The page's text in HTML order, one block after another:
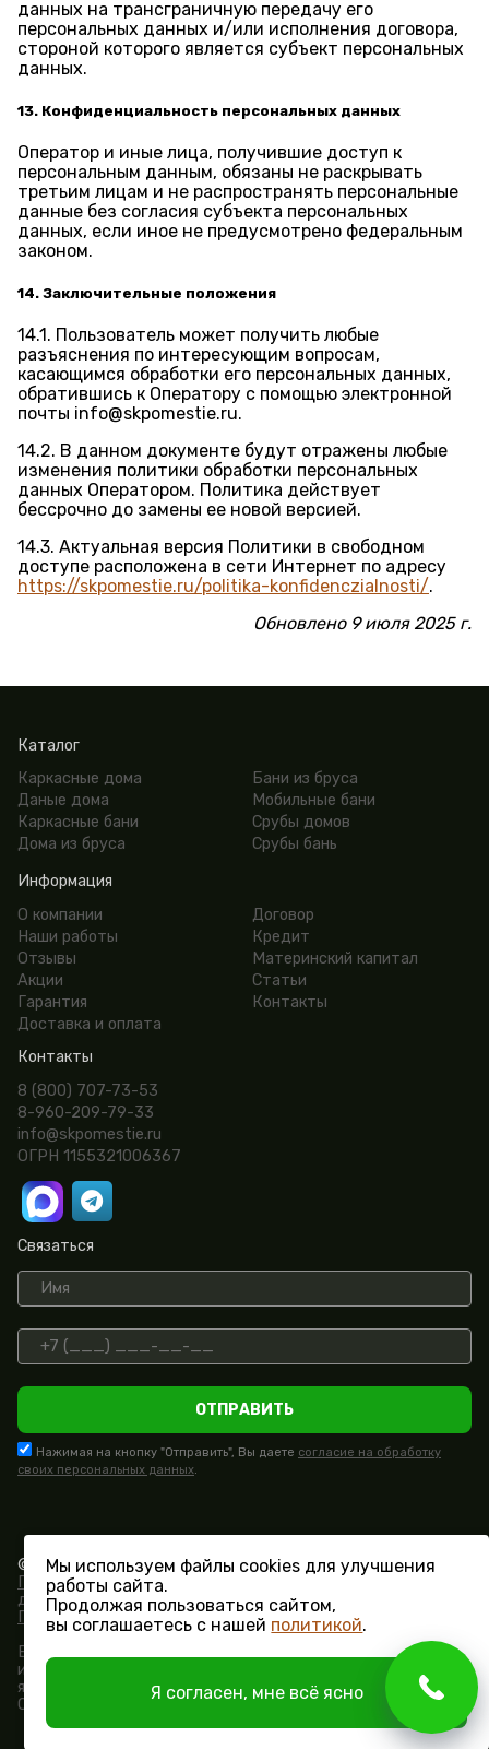
данных на трансграничную передачу его
персональных данных и/или исполнения договора,
стороной которого является субъект персональных
данных.
13. Конфиденциальность персональных данных
Оператор и иные лица, получившие доступ к
персональным данным, обязаны не раскрывать
третьим лицам и не распространять персональные
данные без согласия субъекта персональных
данных, если иное не предусмотрено федеральным
законом.
14. Заключительные положения
14.1. Пользователь может получить любые
разъяснения по интересующим вопросам,
касающимся обработки его персональных данных,
обратившись к Оператору с помощью электронной
почты info@skpomestie.ru.
14.2. В данном документе будут отражены любые
изменения политики обработки персональных
данных Оператором. Политика действует
бессрочно до замены ее новой версией.
14.3. Актуальная версия Политики в свободном
доступе расположена в сети Интернет по адресу
https://skpomestie.ru/politika-konfidenczialnosti/.
Обновлено 9 июля 2025 г.
Каталог
Каркасные дома
Даные дома
Каркасные бани
Дома из бруса
Бани из бруса
Мобильные бани
Срубы домов
Срубы бань
Информация
О компании
Наши работы
Отзывы
Акции
Гарантия
Доставка и оплата
Договор
Кредит
Материнский капитал
Статьи
Контакты
Контакты
8 (800) 707-73-53
8-960-209-79-33
info@skpomestie.ru
ОГРН 1155321006367
Связаться
ОТПРАВИТЬ
Нажимая на кнопку "Отправить", Вы даете согласие на обработку
своих персональных данных.
© СК «Поместье» 2015 - 2026.
Политика конфиденциальности и обработки персональных
данных
Пользовательское соглашение
Вся информация на сайте носит исключительно
информационный характер и ни при каких условиях не
является публичной офертой, определяемой положениями
Статьи 437 ГК РФ.
Разработка сайта -
Vertal.ru
Мы используем файлы cookies для улучшения
работы сайта.
Продолжая пользоваться сайтом,
вы соглашаетесь с нашей политикой.
Я согласен, мне всё ясно